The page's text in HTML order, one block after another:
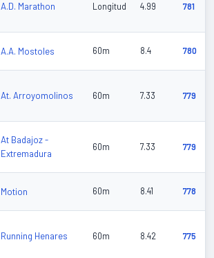
A.D. Marathon Longitud 4.99 781
A.A. Mostoles 60m 8.4 780
At. Arroyomolinos 60m 7.33 779
At Badajoz -
Extremadura
60m 7.33 779
Motion 60m 8.41 778
Running Henares 60m 8.42 775